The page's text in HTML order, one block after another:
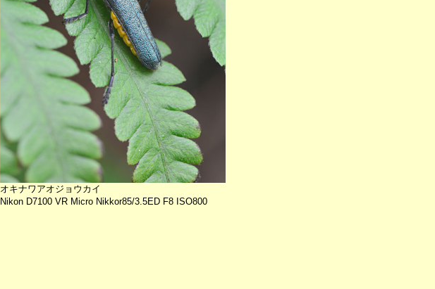
オキナワアオジョウカイ
Nikon D7100 VR Micro Nikkor85/3.5ED F8 ISO800